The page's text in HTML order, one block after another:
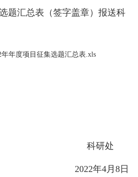
题汇总表（签字盖章）报送科
年年度项目征集选题汇总表.xls
科研处
2022年4月8日